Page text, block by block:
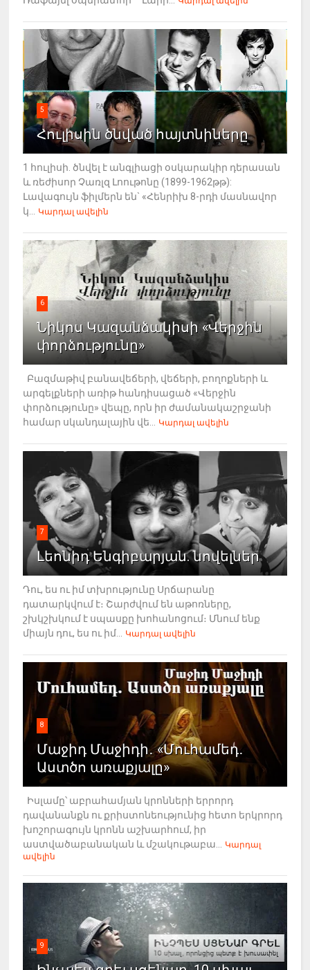
5
Հուլիսին ծնված հայտնիները
1 հուլիսի. ծնվել է անգլիացի օսկարակիր դերասան
և ռեժիսոր Չառլզ Լոութոնը (1899-1962թթ):
Լավագույն ֆիլմերն են` «Հենրիխ 8-րդի մասնավոր
կ...
Կարդալ ավելին
6
Նիկոս Կազանձակիսի «Վերջին
փորձությունը»
Բազմաթիվ բանավեճերի, վեճերի, բողոքների և
արգելքների առիթ հանդիսացած «Վերջին
փորձությունը» վեպը, որն իր ժամանակաշրջանի
համար սկանդալային վե...
Կարդալ ավելին
7
Լեոնիդ Ենգիբարյան. նովելներ
Դու, ես ու իմ տխրությունը Սրճարանը
դատարկվում է։ Շարժվում են աթոռները,
շխկշխկում է սպասքը խոհանոցում։ Մնում ենք
միայն դու, ես ու իմ...
Կարդալ ավելին
8
Մաջիդ Մաջիդի․ «Մուհամեդ․
Աստծո առաքյալը»
Իսլամը՝ աբրահամյան կրոնների երրորդ
դավանանքն ու քրիստոնեությունից հետո երկրորդ
խոշորագույն կրոնն աշխարհում, իր
աստվածաբանական և մշակութաբա...
Կարդալ
ավելին
9